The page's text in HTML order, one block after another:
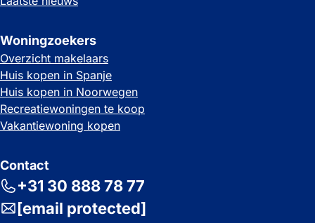
Woningzoekers
Overzicht makelaars
Huis kopen in Spanje
Huis kopen in Noorwegen
Recreatiewoningen te koop
Vakantiewoning kopen
Contact
+31 30 888 78 77
[email protected]